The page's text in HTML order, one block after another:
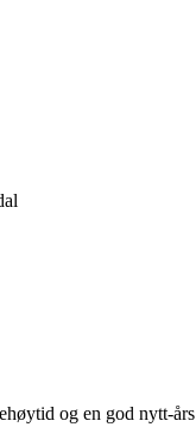
og en god nytt-års